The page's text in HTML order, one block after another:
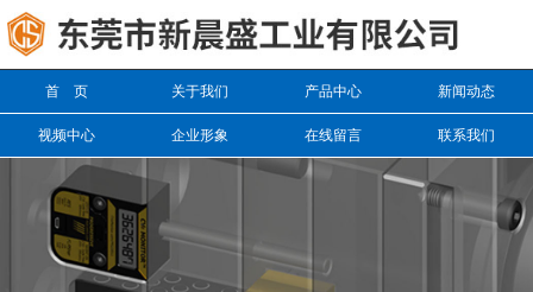
首 页 关于我们 产品中心 新闻动态
视频中心 企业形象 在线留言 联系我们
信息搜索
搜索